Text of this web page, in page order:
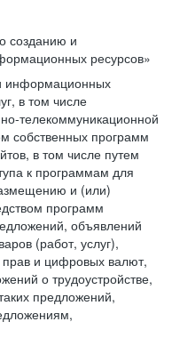
созданию и
ресурсов»
информационных
в том числе
телекоммуникационной
собственных программ
в том числе путем
к программам для
и (или)
программ
объявлений
(работ, услуг),
и цифровых валют,
о трудоустройстве,
предложений,